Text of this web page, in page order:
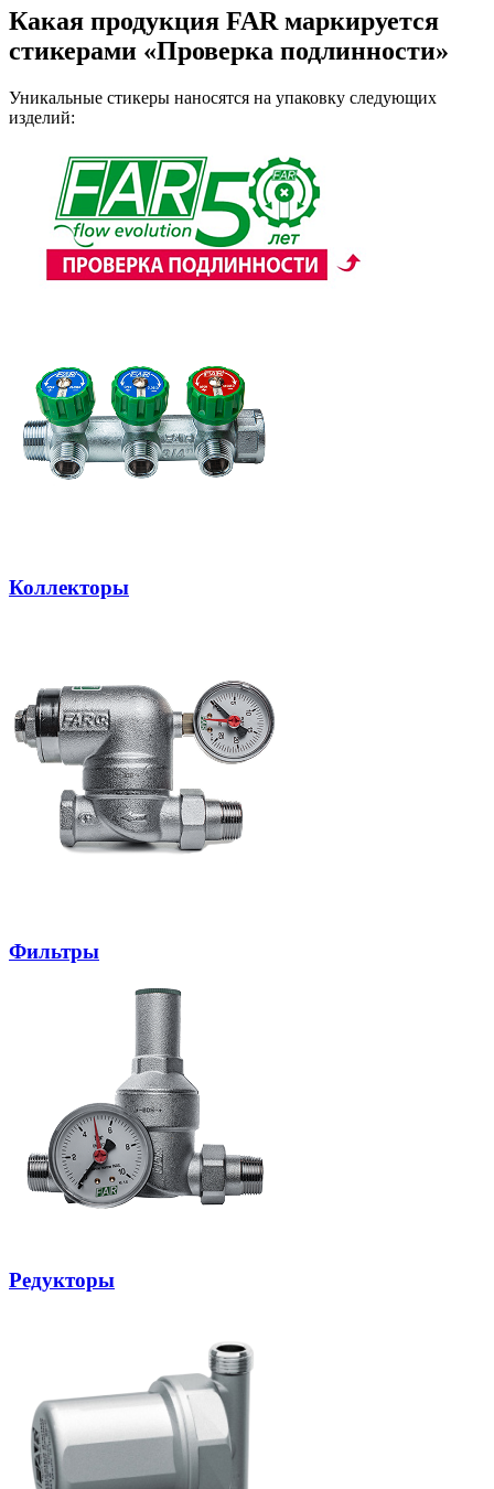
Какая продукция FAR маркируется
стикерами «Проверка подлинности»
Уникальные стикеры наносятся на упаковку следующих
изделий:
Коллекторы
Фильтры
Редукторы